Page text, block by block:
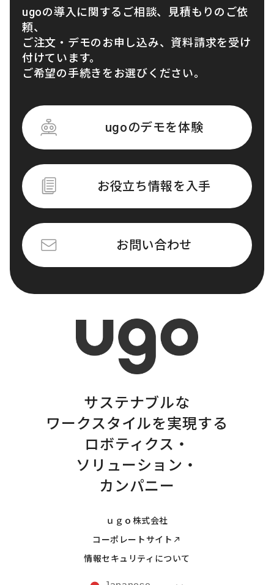
ugoの導入に関するご相談、見積もりのご依
頼、
ご注文・デモのお申し込み、資料請求を受け
付けています。
ご希望の手続きをお選びください。
ugoのデモを体験
お役立ち情報を入手
お問い合わせ
サステナブルな
ワークスタイルを実現する
ロボティクス・
ソリューション・
カンパニー
ｕｇｏ株式会社
コーポレートサイト
情報セキュリティについて